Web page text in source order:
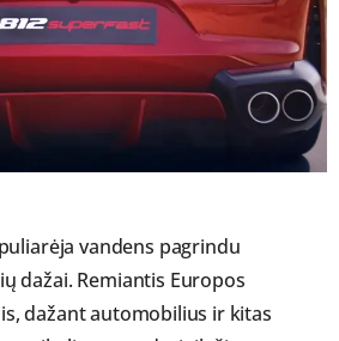
vandens pagrindu
dažai. Remiantis Europos
dažant automobilius ir kitas